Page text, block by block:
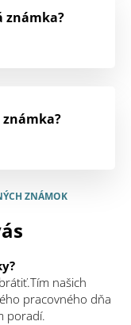
známka?
ZNÁMOK
našich
pracovného dňa
poradí.